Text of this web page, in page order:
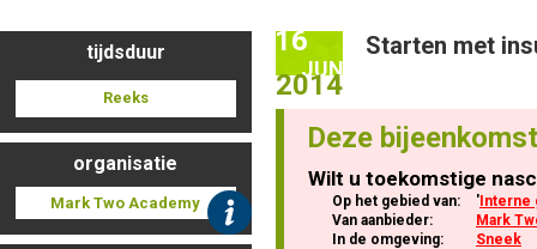
Nascholingen online (elearning)
Nascholingen op aanvraag (in-company)
tijdsduur
Reeks
organisatie
Mark Two Academy
16
JUN
2014
Starten met
Deze
Wilt u toekomstige
Op het gebied van: '
Van aanbieder:
Mark
In de omgeving:
Sneek